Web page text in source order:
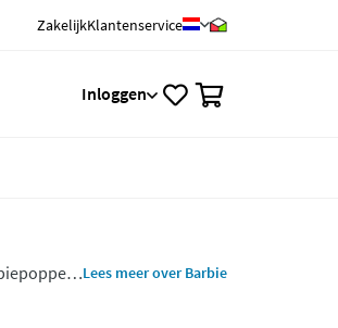
ZakelijkKlantenservice
Inloggen
Lees meer over Barbie